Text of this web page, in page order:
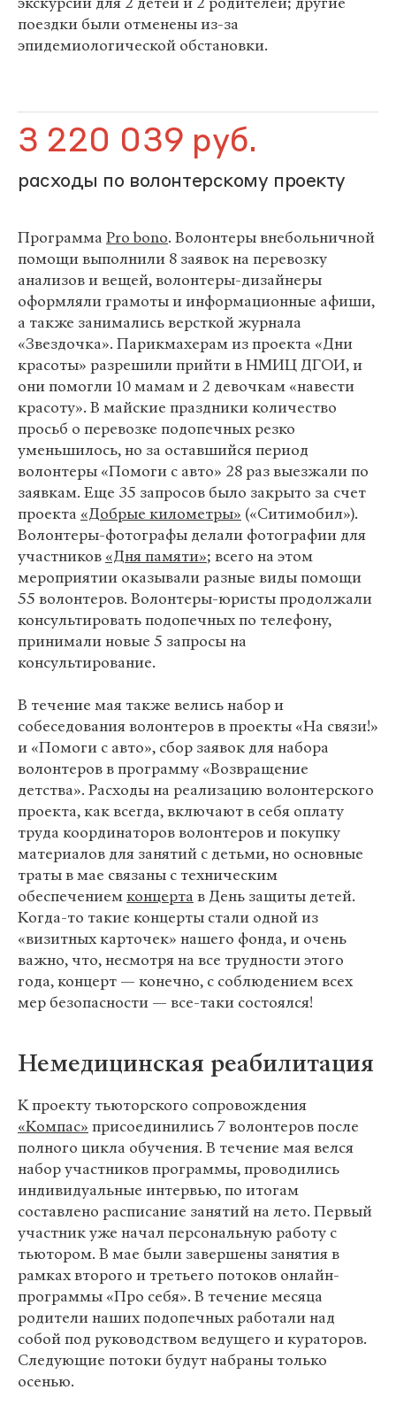
поездки были отменены из-за
эпидемиологической обстановки.
3 220 039 руб.
расходы по волонтерскому проекту
Программа Pro bono. Волонтеры внебольничной
помощи выполнили 8 заявок на перевозку
анализов и вещей, волонтеры-дизайнеры
оформляли грамоты и информационные афиши,
а также занимались версткой журнала
«Звездочка». Парикмахерам из проекта «Дни
красоты» разрешили прийти в НМИЦ ДГОИ, и
они помогли 10 мамам и 2 девочкам «навести
красоту». В майские праздники количество
просьб о перевозке подопечных резко
уменьшилось, но за оставшийся период
волонтеры «Помоги с авто» 28 раз выезжали по
заявкам. Еще 35 запросов было закрыто за счет
проекта «Добрые километры» («Ситимобил»).
Волонтеры-фотографы делали фотографии для
участников «Дня памяти»; всего на этом
мероприятии оказывали разные виды помощи
55 волонтеров. Волонтеры-юристыпродолжали
консультировать подопечных по телефону,
принимали новые 5 запросы на
консультирование.
В течение мая также велись набор и
собеседования волонтеров в проекты «На связи!»
и «Помоги с авто», сбор заявок для набора
волонтеров в программу «Возвращение
детства». Расходы на реализацию волонтерского
проекта, как всегда, включают в себя оплату
труда координаторов волонтеров и покупку
материалов для занятий с детьми, но основные
траты в мае связаны с техническим
обеспечениемконцерта в День защиты детей.
Когда-то такие концерты стали одной из
«визитных карточек» нашего фонда, и очень
важно, что, несмотря на все трудности этого
года, концерт — конечно, с соблюдением всех
мер безопасности — все-таки состоялся!
Немедицинская реабилитация
К проекту тьюторского сопровождения
«Компас» присоединились 7 волонтеров после
полного цикла обучения. В течение мая велся
набор участников программы, проводились
индивидуальные интервью, по итогам
составлено расписание занятий на лето. Первый
участник уже начал персональную работу с
тьютором. В мае были завершены занятия в
рамках второго и третьего потоков онлайн-
программы «Про себя». В течение месяца
родители наших подопечных работали над
собой под руководством ведущего и кураторов.
Следующие потоки будут набраны только
осенью.